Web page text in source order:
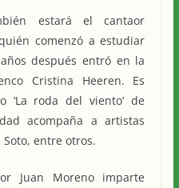
estará el cantaor
comenzó a estudiar
después entró en la
Cristina Heeren. Es
‘La roda del viento’ de
acompaña a artistas
entre otros.
Juan Moreno imparte